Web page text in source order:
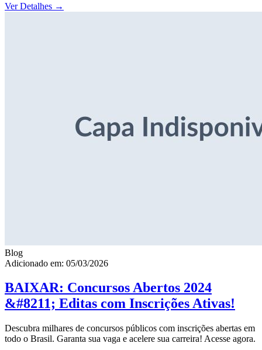
Ver Detalhes →
Blog
Adicionado em: 05/03/2026
BAIXAR: Concursos Abertos 2024
&#8211; Editas com Inscrições Ativas!
Descubra milhares de concursos públicos com inscrições abertas em
todo o Brasil. Garanta sua vaga e acelere sua carreira! Acesse agora.